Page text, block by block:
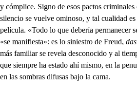
y cómplice. Signo de esos pactos
silencio se vuelve ominoso, y tal cualidad
película. «Todo lo que debería permanecer
«se manifiesta»: es lo siniestro de Freud,
más familiar se revela desconocido y al
que siempre ha estado ahí mismo, en la
en las sombras difusas bajo la cama.